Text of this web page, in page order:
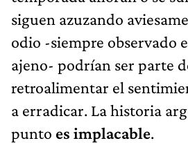
siguen azuzando
odio -siempre observado
ajeno- podrían ser parte
retroalimentar el
a erradicar. La historia
punto es implacable.